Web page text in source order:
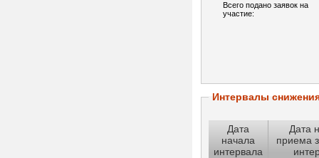
Всего подано заявок на
участие:
Интервалы
Дата
начала
интервала
Дата
приема